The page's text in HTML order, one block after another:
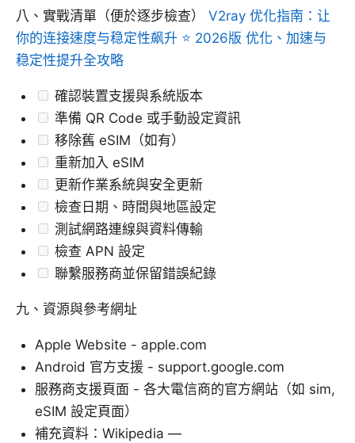
八、實戰清單（便於逐步檢查） V2ray 优化指南：让
你的连接速度与稳定性飙升 ⭐ 2026版 优化、加速与
稳定性提升全攻略
確認裝置支援與系統版本
準備 QR Code 或手動設定資訊
移除舊 eSIM（如有）
重新加入 eSIM
更新作業系統與安全更新
檢查日期、時間與地區設定
測試網路連線與資料傳輸
檢查 APN 設定
聯繫服務商並保留錯誤紀錄
九、資源與參考網址
Apple Website - apple.com
Android 官方支援 - support.google.com
服務商支援頁面 - 各大電信商的官方網站（如 sim,
eSIM 設定頁面）
補充資料：Wikipedia —